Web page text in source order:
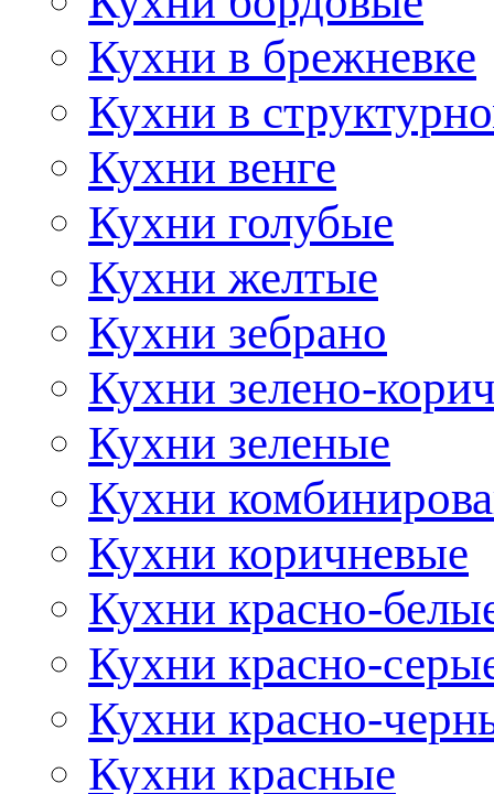
Кухни в брежневке
Кухни в
Кухни венге
Кухни голубые
Кухни желтые
Кухни зебрано
Кухни зелено-
Кухни зеленые
Кухни
Кухни коричневые
Кухни красно-
Кухни красно-
Кухни красно-
Кухни красные